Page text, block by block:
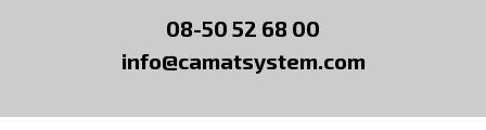
08-50 52 68 00
info@camatsystem.com